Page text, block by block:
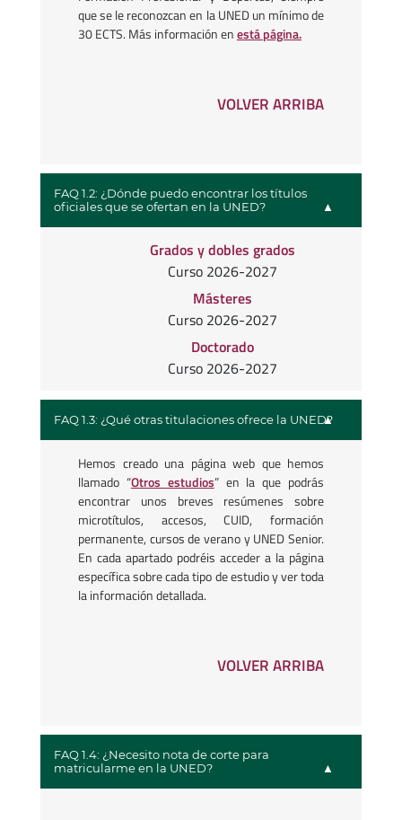
que se le reconozcan en la UNED un mínimo de
30 ECTS. Más información enestá página.
VOLVER ARRIBA
FAQ 1.2: ¿Dónde puedo encontrar los títulos
oficiales que se ofertan en la UNED?
Grados y dobles grados
Curso 2026-2027
Másteres
Curso 2026-2027
Doctorado
Curso 2026-2027
FAQ 1.3: ¿Qué otras titulaciones ofrece la UNED?
Hemos creado una página web que hemos
llamado “Otros estudios” en la que podrás
encontrar unos breves resúmenes sobre
microtítulos, accesos, CUID, formación
permanente, cursos de verano y UNED Senior.
En cada apartado podréis acceder a la página
específica sobre cada tipo de estudio y ver toda
la información detallada.
VOLVER ARRIBA
FAQ 1.4: ¿Necesito nota de corte para
matricularme en la UNED?